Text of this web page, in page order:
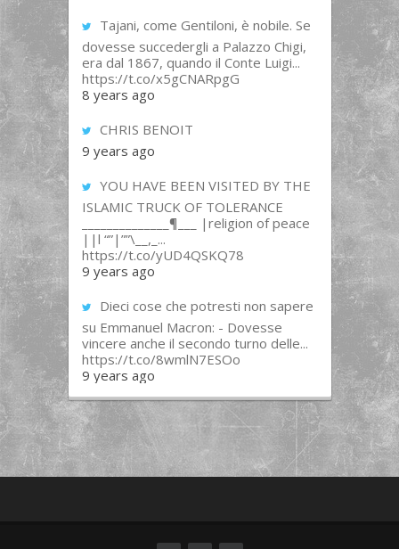
Tajani, come Gentiloni, è nobile. Se
dovesse succedergli a Palazzo Chigi,
era dal 1867, quando il Conte Luigi...
https://t.co/x5gCNARpgG
8 years ago
CHRIS BENOIT
9 years ago
YOU HAVE BEEN VISITED BY THE
ISLAMIC TRUCK OF TOLERANCE
______________¶___ |religion of peace
||l “”|””\__,_...
https://t.co/yUD4QSKQ78
9 years ago
Dieci cose che potresti non sapere
su Emmanuel Macron: - Dovesse
vincere anche il secondo turno delle...
https://t.co/8wmlN7ESOo
9 years ago